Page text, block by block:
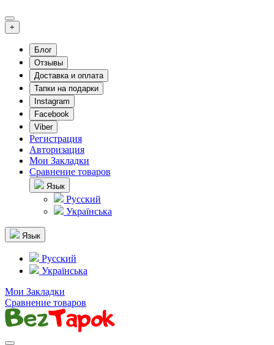
+
Блог
Отзывы
Доставка и оплата
Тапки на подарки
Instagram
Facebook
Viber
Регистрация
Авторизация
Мои Закладки
Сравнение товаров
Язык
Русский
Українська
Язык
Русский
Українська
Мои Закладки
Сравнение товаров